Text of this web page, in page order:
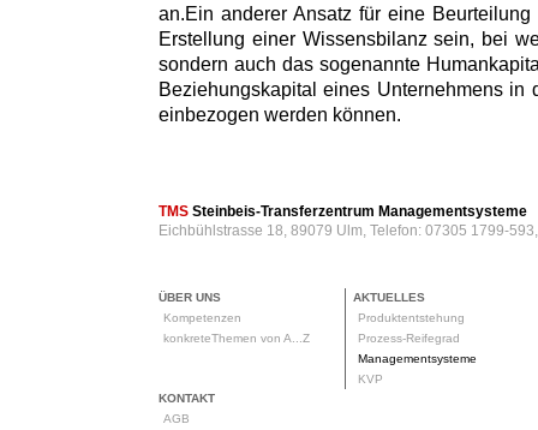
an.Ein anderer Ansatz für eine
Erstellung einer Wissensbilanz sein, bei
sondern auch das sogenannte
Beziehungskapital eines Unternehmens in
einbezogen werden können.
TMS Steinbeis-Transferzentrum Managementsysteme
Eichbühlstrasse 18, 89079 Ulm, Telefon: 07305 1799-
ÜBER UNS
Kompetenzen
konkreteThemen von A...Z
AKTUELLES
Produktentstehung
Prozess-Reifegrad
Managementsysteme
KVP
KONTAKT
AGB